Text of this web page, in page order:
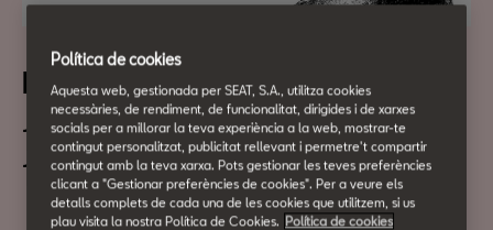
REV EL AFTERWORK #4
18 de juny
19:30h
Política de cookies
Aquesta web, gestionada per SEAT, S.A., utilitza cookies
necessàries, de rendiment, de funcionalitat, dirigides i de xarxes
socials per a millorar la teva experiència a la web, mostrar-te
contingut personalitzat, publicitat rellevant i permetre't compartir
contingut amb la teva xarxa. Pots gestionar les teves preferències
clicant a "Gestionar preferències de cookies". Per a veure els
detalls complets de cada una de les cookies que utilitzem, si us
plau visita la nostra Política de Cookies. Política de cookies